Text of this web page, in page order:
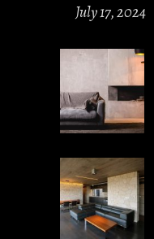
July 17, 2024